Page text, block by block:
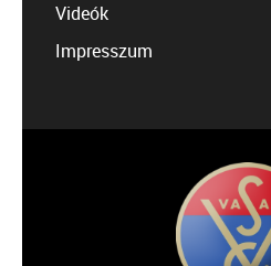
Videók
Impresszum